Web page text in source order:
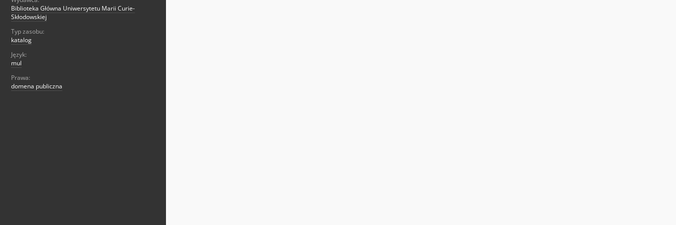
Biblioteka Główna Uniwersytetu Marii Curie-
Skłodowskiej
Typ zasobu:
katalog
Język:
mul
Prawa:
domena publiczna